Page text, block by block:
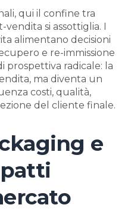
qui il confine tra
si assottiglia. I
alimentano decisioni
e re-immissione
prospettiva radicale: la
ma diventa un
costi, qualità,
del cliente finale.
e